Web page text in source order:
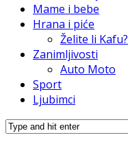
Mame i bebe
Hrana i piće
Želite li Kafu?
Zanimljivosti
Auto Moto
Sport
Ljubimci